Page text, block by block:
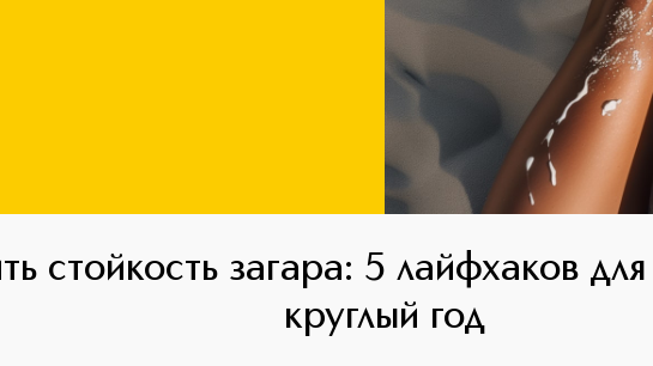
стойкость загара: 5 лайфхаков
круглый год